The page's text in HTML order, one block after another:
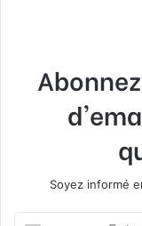
Soyez informé